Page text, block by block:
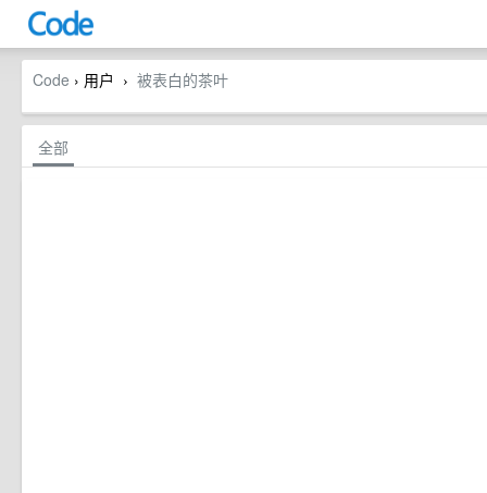
Code › 用户 › 被表白的茶叶
全部